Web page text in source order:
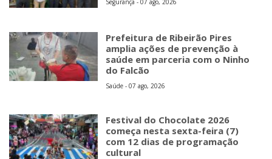
Prefeitura de Ribeirão Pires
amplia ações de prevenção à
saúde em parceria com o Ninho
do Falcão
Saúde - 07 ago, 2026
Festival do Chocolate 2026
começa nesta sexta-feira (7)
com 12 dias de programação
cultural